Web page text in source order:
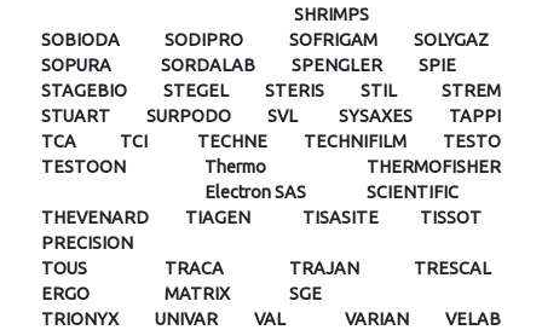
SHRIMPS
SOBIODA SODIPRO SOFRIGAM
SOLYGAZ
SOPURA
SORDALAB SPENGLER
SPIE
STAGEBIO
STEGEL STERIS STIL
STREM
STUART
SURPODO SVL SYSAXES
TAPPI
TCA
TCI TECHNE TECHNIFILM
TESTO
TESTOON
Thermo
Electron SAS
THERMOFISHER
SCIENTIFIC
THEVENARD
PRECISION
TIAGEN TISASITE TISSOT
TOUS
ERGO
TRACA
MATRIX
TRAJAN
SGE
TRESCAL
TRIONYX UNIVAR
VAL
VARIAN VELAB